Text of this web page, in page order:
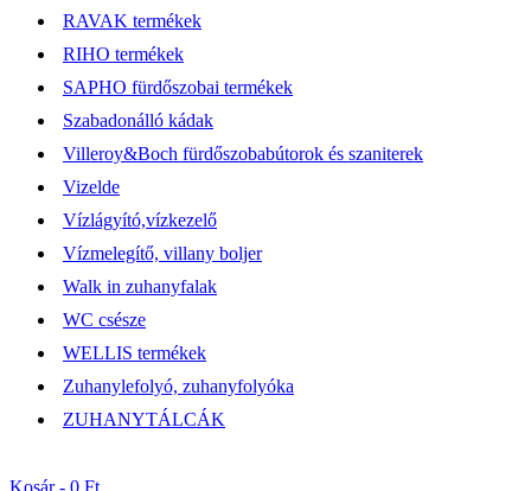
RAVAK termékek
RIHO termékek
SAPHO fürdőszobai termékek
Szabadonálló kádak
Villeroy&Boch fürdőszobabútorok és szaniterek
Vizelde
Vízlágyító,vízkezelő
Vízmelegítő, villany boljer
Walk in zuhanyfalak
WC csésze
WELLIS termékek
Zuhanylefolyó, zuhanyfolyóka
ZUHANYTÁLCÁK